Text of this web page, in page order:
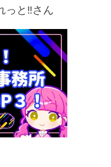
っと‼︎さん